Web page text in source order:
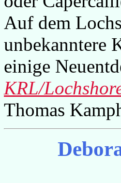
Auf dem
unbekanntere
einige
KRL/
Thomas